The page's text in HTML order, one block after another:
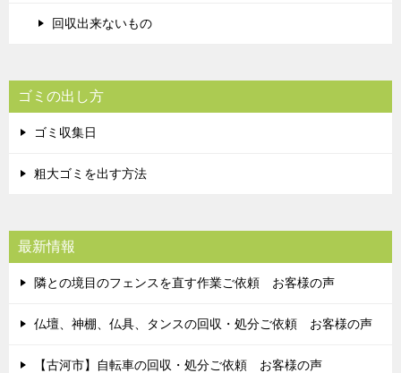
回収出来ないもの
ゴミの出し方
ゴミ収集日
粗大ゴミを出す方法
最新情報
隣との境目のフェンスを直す作業ご依頼 お客様の声
仏壇、神棚、仏具、タンスの回収・処分ご依頼 お客様の声
【古河市】自転車の回収・処分ご依頼 お客様の声